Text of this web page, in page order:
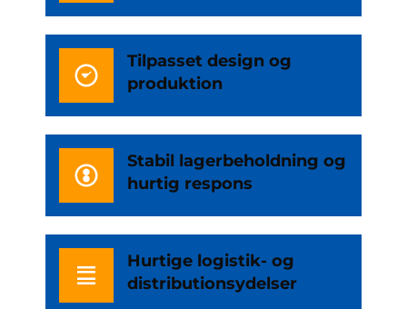
Tilpasset design og
produktion
Stabil lagerbeholdning og
hurtig respons
Hurtige logistik- og
distributionsydelser